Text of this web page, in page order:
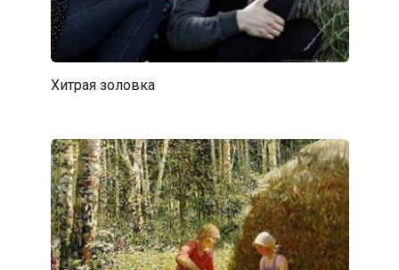
Хитрая золовка